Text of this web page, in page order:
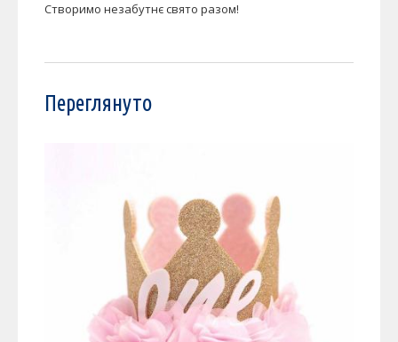
Створимо незабутнє свято разом!
Переглянуто